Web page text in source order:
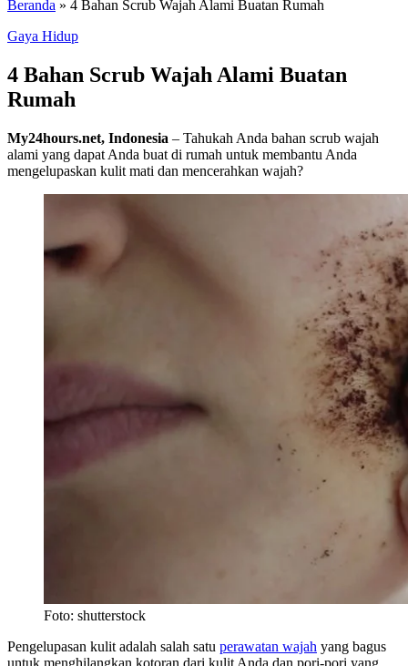
Beranda » 4 Bahan Scrub Wajah Alami Buatan Rumah
Gaya Hidup
4 Bahan Scrub Wajah Alami Buatan
Rumah
My24hours.net, Indonesia – Tahukah Anda bahan scrub wajah
alami yang dapat Anda buat di rumah untuk membantu Anda
mengelupaskan kulit mati dan mencerahkan wajah?
Foto: shutterstock
Pengelupasan kulit adalah salah satu perawatan wajah yang bagus